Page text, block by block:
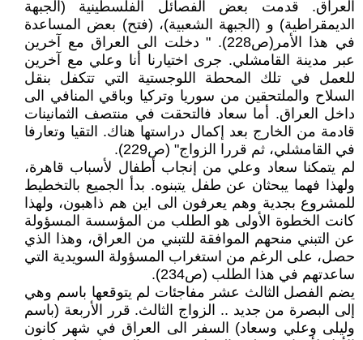
العراق. قدمت بعض الفصائل الفلسطينية (الجبهة
الديمقراطية) و (الجبهة الشعبية)، (فتح) بعض المساعدة
في هذا الأمر(ص228). " دخلت الى العراق مع آخرين
عبر مدينة القامشلي. جرى اختيارنا أنا وعلي مع آخرين
للعمل في تلك المحطة اللوجستية التي تتكفل بنقل
السلاح والملتحقين من سوريا وتركيا وباقي المنافي الى
داخل العراق. أما سعاد فالتحقت في منتصف الثمانينات
قادمة من الخارج بعد إكمال دراستها هناك. التقيا وتعارفا
في القامشلي، ثم قررا الزواج" (ص229).
لم يتمكنا سعاد وعلي من إنجاب أطفال لأسباب قاهرة،
ولهذا فهما يبحثان عن طفل يتبنوه. بدأ الجميع بالتخطيط
للمشروع بجدية وهم يعرفون الى اين هم ذاهبون، ولهذا
كانت الخطوة الأولى هو الطلب من المؤسسة المسؤولة
عن التبني منحهم الموافقة للتبني من العراق، وهذا الذي
حصل، على الرغم من استغراب المسؤولة السويدية التي
ساعدتهم في هذا الطلب (ص234).
يضم الفصل الثالث عشر مفاجئات لم يتوقعها باسم وهي
إلى البصرة من جديد .. الزواج الثالث. قرر الأربعة (باسم
وليلى وعلي وسعاد) السفر الى العراق في شهر كانون